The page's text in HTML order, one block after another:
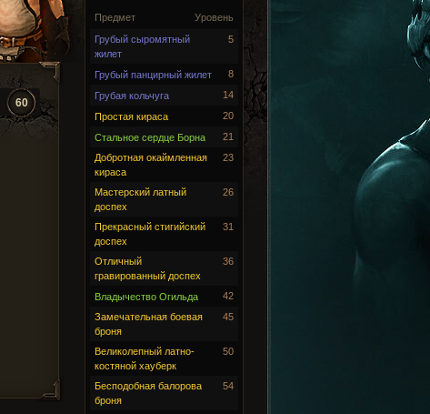
Уровень
Предмет
Грубый сыромятный
жилет
5
Грубый панцирный жилет 8
Грубая кольчуга 14
Простая кираса 20
Стальное сердце Борна
21
Добротная окаймленная
кираса
23
Мастерский латный
доспех
26
Прекрасный стигийский
доспех
31
Отличный
гравированный доспех
36
Владычество Огильда
42
Замечательная боевая
броня
45
Великолепный латно-
костяной хауберк
50
Бесподобная балорова
броня
54
60